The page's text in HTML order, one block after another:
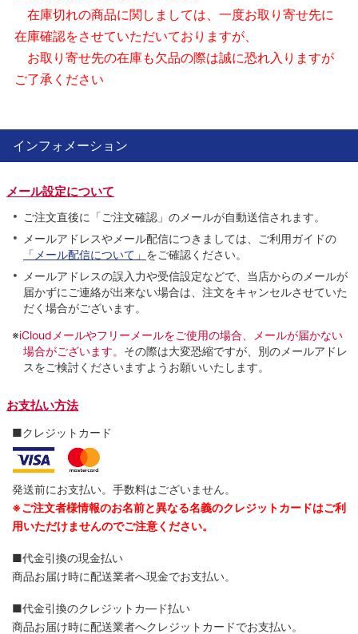
在庫切れの商品に関しましては、一度お取り寄せ先に
在庫確認をさせていただいておりますが、
お取り寄せ先の在庫も欠品の際は誠に恐れ入りますが
ご了承ください
インフォメーション
メール設定について
ご注文直後に「ご注文確認」のメールが自動送信されます。
メールアドレスやメール配信につきましては、ご利用ガイドの
「メール配信について」 をご確認ください。
メールアドレスの誤入力や受信設定などで、当店からのメールが
届かずにご連絡が出来ない場合は、注文をキャンセルさせていた
だく場合がございます。
※iCloudメールやフリーメールをご使用の場合、メールが届かない
場合がございます。 その際は大変恐縮ですが、別のメールアドレ
スをご検討くださいますようお願いいたします。
お支払い方法
■クレジットカード
発送前にお支払い。手数料はございません。
※ご注文者様情報のお名前と異なる名義のクレジットカードはご利
用いただけませんのでご注意ください。
■代金引換の現金払い
商品お届け時に配送業者へ現金でお支払い。
■代金引換のクレジットカ―ド払い
商品お届け時に配送業者へクレジットカードでお支払い。